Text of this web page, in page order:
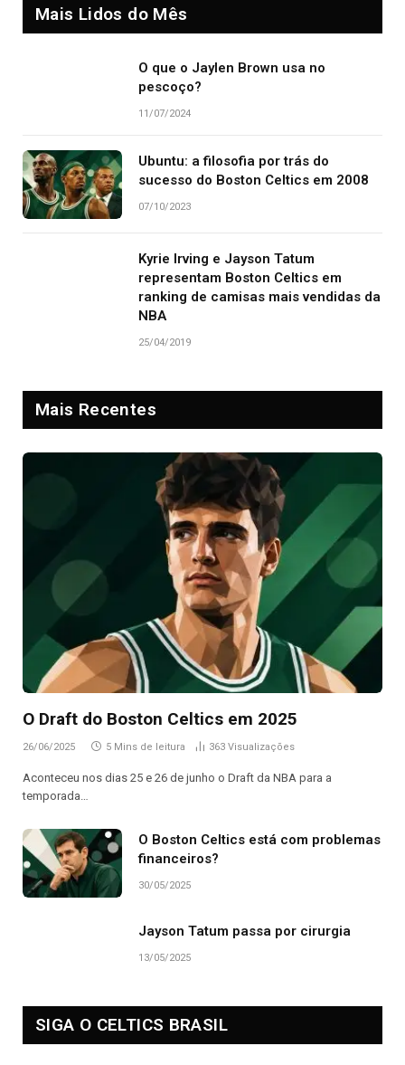
Mais Lidos do Mês
O que o Jaylen Brown usa no
pescoço?
11/07/2024
Ubuntu: a filosofia por trás do
sucesso do Boston Celtics em 2008
07/10/2023
Kyrie Irving e Jayson Tatum
representam Boston Celtics em
ranking de camisas mais vendidas da
NBA
25/04/2019
Mais Recentes
O Draft do Boston Celtics em 2025
26/06/2025 5 Mins de leitura 363 Visualizações
Aconteceu nos dias 25 e 26 de junho o Draft da NBA para a
temporada…
O Boston Celtics está com problemas
financeiros?
30/05/2025
Jayson Tatum passa por cirurgia
13/05/2025
SIGA O CELTICS BRASIL